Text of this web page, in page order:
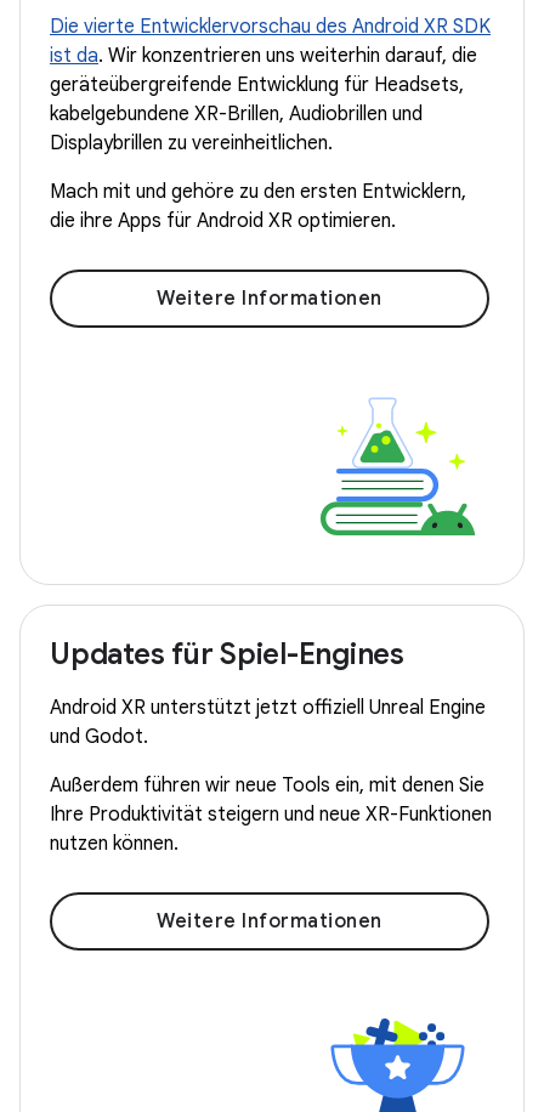
Die vierte Entwicklervorschau des Android XR SDK
ist da. Wir konzentrieren uns weiterhin darauf, die
geräteübergreifende Entwicklung für Headsets,
kabelgebundene XR-Brillen, Audiobrillen und
Displaybrillen zu vereinheitlichen.
Mach mit und gehöre zu den ersten Entwicklern,
die ihre Apps für Android XR optimieren.
Weitere Informationen
Updates für Spiel-Engines
Android XR unterstützt jetzt offiziell Unreal Engine
und Godot.
Außerdem führen wir neue Tools ein, mit denen Sie
Ihre Produktivität steigern und neue XR-Funktionen
nutzen können.
Weitere Informationen